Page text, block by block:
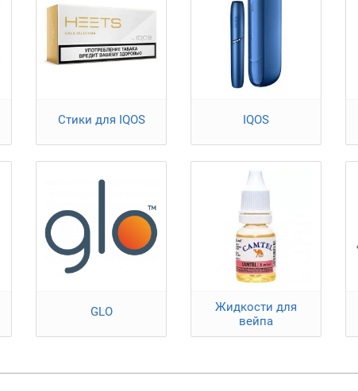
Стики для IQOS IQOS
GLO
Жидкости для
вейпа